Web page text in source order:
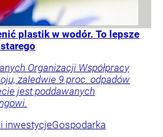
plastik w wodór. To lepsze
Organizacji Współpracy
zaledwie 9 proc. odpadów
jest poddawanych
inwestycjeGospodarka